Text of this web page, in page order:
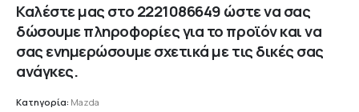
Καλέστε μας στο2221086649ώστε να σας
δώσουμε πληροφορίες για το προϊόν και να
σας ενημερώσουμε σχετικά με τις δικές σας
ανάγκες.
Κατηγορία: Mazda